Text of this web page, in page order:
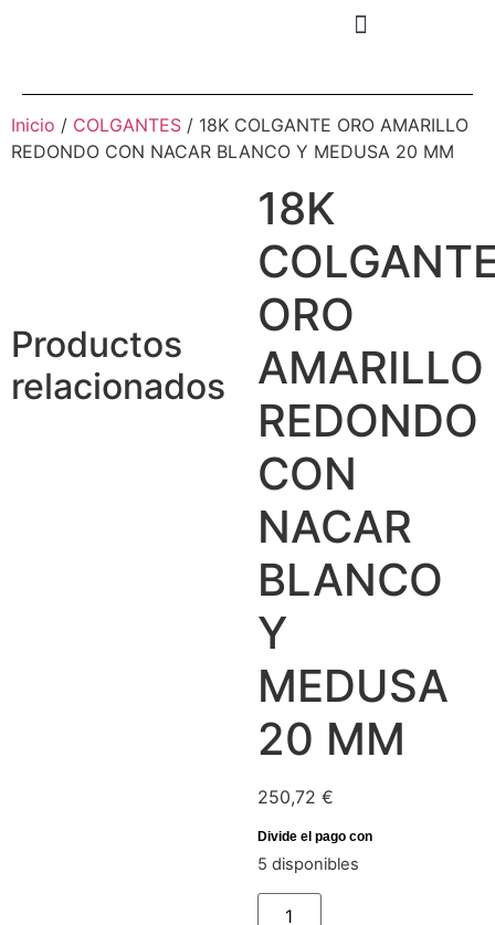
Inicio / COLGANTES / 18K COLGANTE ORO AMARILLO
REDONDO CON NACAR BLANCO Y MEDUSA 20 MM
18K
ORO
AMARILLO
REDONDO
CON
NACAR
BLANCO
Y
MEDUSA
20 MM
250,72 €
5 disponibles
Productos
relacionados